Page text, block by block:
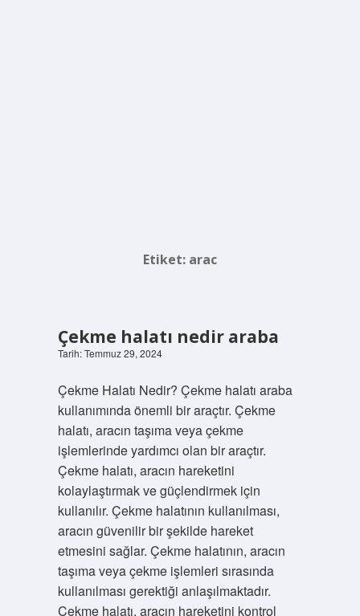
Etiket: arac
Çekme halatı nedir araba
Tarih: Temmuz 29, 2024
Çekme Halatı Nedir? Çekme halatı araba
kullanımında önemli bir araçtır. Çekme
halatı, aracın taşıma veya çekme
işlemlerinde yardımcı olan bir araçtır.
Çekme halatı, aracın hareketini
kolaylaştırmak ve güçlendirmek için
kullanılır. Çekme halatının kullanılması,
aracın güvenilir bir şekilde hareket
etmesini sağlar. Çekme halatının, aracın
taşıma veya çekme işlemleri sırasında
kullanılması gerektiği anlaşılmaktadır.
Çekme halatı, aracın hareketini kontrol